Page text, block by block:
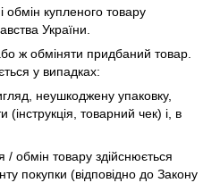
купленого товару
України.
ж обміняти придбаний товар.
у випадках:
неушкоджену упаковку,
товарний чек) і, в
обмін товару здійснюється
покупки (відповідно до Закону